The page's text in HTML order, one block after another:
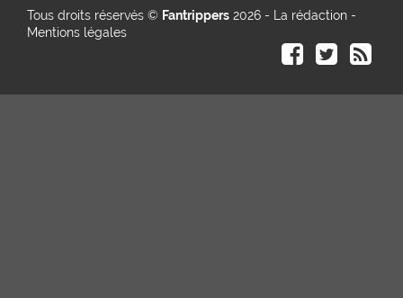
Tous droits réservés © Fantrippers 2026 - La rédaction -
Mentions légales